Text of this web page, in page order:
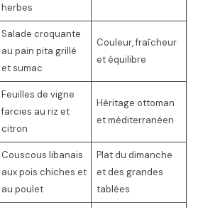
herbes
Salade croquante
au pain pita grillé
et sumac
Couleur, fraîcheur
et équilibre
Feuilles de vigne
farcies au riz et
citron
Héritage ottoman
et méditerranéen
Couscous libanais
aux pois chiches et
au poulet
Plat du dimanche
et des grandes
tablées